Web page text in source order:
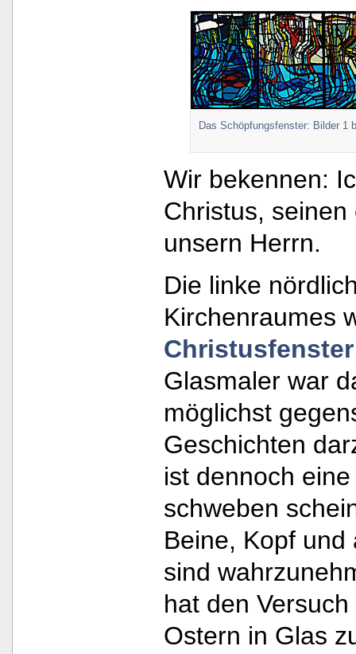
Das Schöpfungsfenster: Bilder 1
Wir bekennen:
Christus,
unsern Herrn.
Die linke
Kirchenraumes
Christusfenster
Glasmaler war
möglichst
Geschichten
ist dennoch
schweben
Beine, Kopf und
sind
hat den
Ostern in Glas